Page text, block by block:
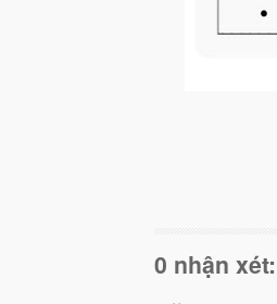
0 nhận xét: